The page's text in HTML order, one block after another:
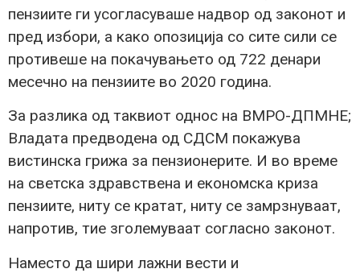
пензиите ги усогласуваше надвор од законот и
пред избори, а како опозиција со сите сили се
противеше на покачувањето од 722 денари
месечно на пензиите во 2020 година.
За разлика од таквиот однос на ВМРО-ДПМНЕ;
Владата предводена од СДСМ покажува
вистинска грижа за пензионерите. И во време
на светска здравствена и економска криза
пензиите, ниту се кратат, ниту се замрзнуваат,
напротив, тие зголемуваат согласно законот.
Наместо да шири лажни вести и